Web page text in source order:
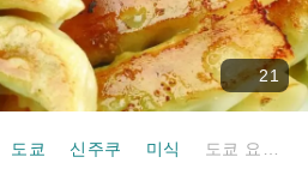
21
도쿄 신주쿠 미식